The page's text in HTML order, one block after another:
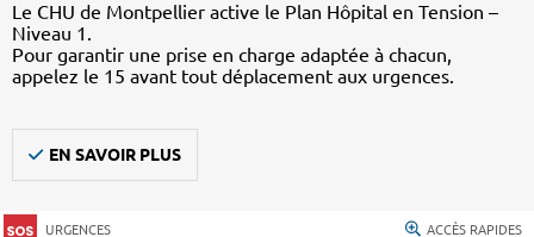
Le CHU de Montpellier active le Plan Hôpital en Tension –
Niveau 1.
Pour garantir une prise en charge adaptée à chacun,
appelez le 15 avant tout déplacement aux urgences.
EN SAVOIR PLUS
URGENCES ACCÈS RAPIDES